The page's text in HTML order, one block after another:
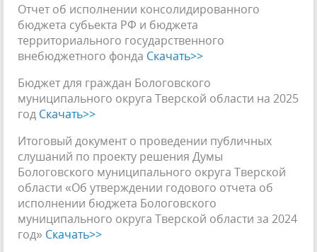
Отчет об исполнении консолидированного
бюджета субьекта РФ и бюджета
территориального государственного
внебюджетного фонда Скачать>>
Бюджет для граждан Бологовского
муниципального округа Тверской области на 2025
год Скачать>>
Итоговый документ о проведении публичных
слушаний по проекту решения Думы
Бологовского муниципального округа Тверской
области «Об утверждении годового отчета об
исполнении бюджета Бологовского
муниципального округа Тверской области за 2024
год» Скачать>>